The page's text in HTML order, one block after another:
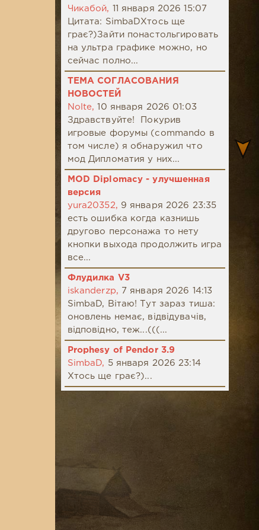
Чикабой,
11 января 2026 15:07
Цитата: SimbaDХтось ще
грає?)Зайти понастольгировать
на ультра графике можно, но
сейчас полно...
ТЕМА СОГЛАСОВАНИЯ
НОВОСТЕЙ
Nolte,
10 января 2026 01:03
Здравствуйте! Покурив
игровые форумы (commando в
том числе) я обнаружил что
мод Дипломатия у них...
MOD Diplomacy - улучшенная
версия
yura20352, 9 января 2026 23:35
есть ошибка когда казнишь
другово персонажа то нету
кнопки выхода продолжить игра
все...
Флудилка V3
iskanderzp,
7 января 2026 14:13
SimbaD, Вітаю! Тут зараз тиша:
оновлень немає, відвідувачів,
відповідно, теж...(((...
Prophesy of Pendor 3.9
SimbaD,
5 января 2026 23:14
Хтось ще грає?)...